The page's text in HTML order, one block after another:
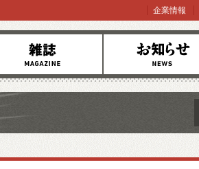
お知らせ
企業情報